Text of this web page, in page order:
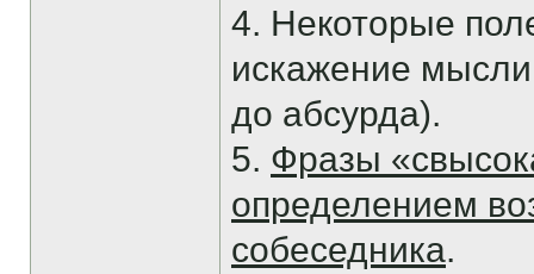
4. Некоторые
искажение
до абсурда).
5. Фразы
определением
собеседника.